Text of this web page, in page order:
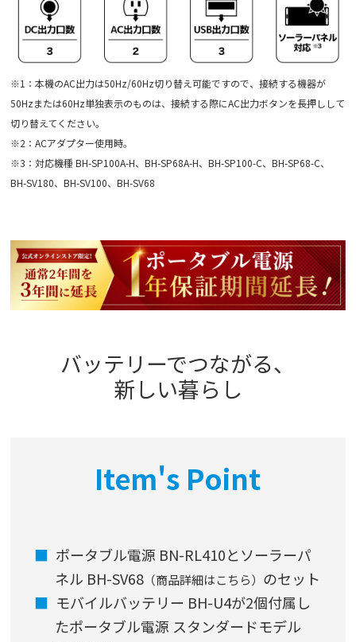
※1：本機のAC出力は50Hz/60Hz切り替え可能ですので、接続する機器が
50Hzまたは60Hz単独表示のものは、接続する際にAC出力ボタンを長押しして
切り替えてください。
※2：ACアダプター使用時。
※3：対応機種 BH-SP100A-H、BH-SP68A-H、BH-SP100-C、BH-SP68-C、
BH-SV180、BH-SV100、BH-SV68
バッテリーでつながる、
新しい暮らし
Item's Point
ポータブル電源 BN-RL410とソーラーパ
ネル BH-SV68（商品詳細はこちら） のセット
モバイルバッテリー BH-U4が2個付属し
たポータブル電源 スタンダードモデル